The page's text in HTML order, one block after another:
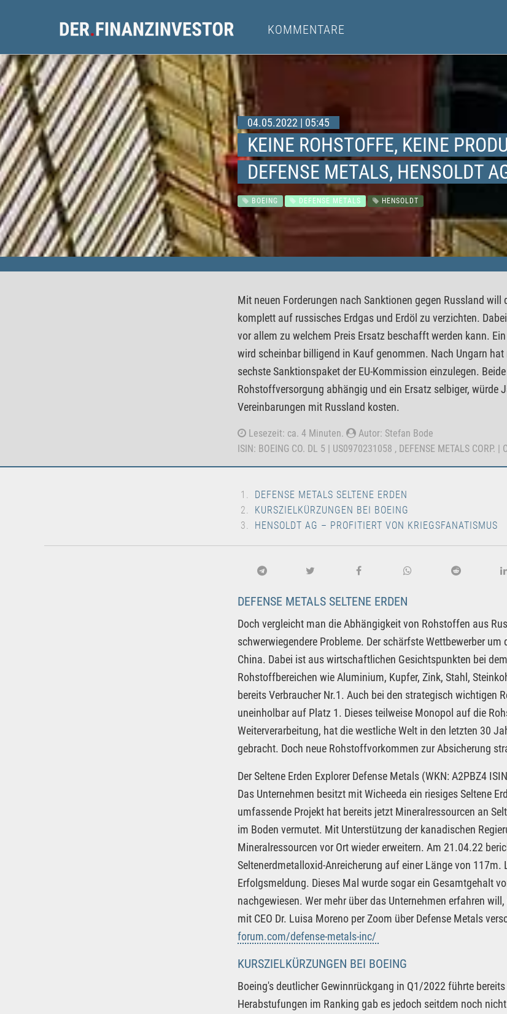
KOMMENTARE
04.05.2022 | 05:45
KEINE ROHSTOFFE, KEINE
DEFENSE METALS, HENSOLDT
BOEING DEFENSE METALS HENSOLDT
Mit neuen Forderungen nach Sanktionen gegen Russland
komplett auf russisches Erdgas und Erdöl zu verzichten.
vor allem zu welchem Preis Ersatz beschafft werden kann.
wird scheinbar billigend in Kauf genommen. Nach Ungarn
sechste Sanktionspaket der EU-Kommission einzulegen.
Rohstoffversorgung abhängig und ein Ersatz selbiger, würde
Vereinbarungen mit Russland kosten.
Lesezeit: ca. 4 Minuten.
Autor: Stefan Bode
ISIN: BOEING CO. DL 5 | US0970231058 , DEFENSE METALS CORP.
DEFENSE METALS SELTENE ERDEN
KURSZIELKÜRZUNGEN BEI BOEING
HENSOLDT AG – PROFITIERT VON KRIEGSFANATISMUS
DEFENSE METALS SELTENE ERDEN
Doch vergleicht man die Abhängigkeit von Rohstoffen aus
schwerwiegendere Probleme. Der schärfste Wettbewerber
China. Dabei ist aus wirtschaftlichen Gesichtspunkten bei
Rohstoffbereichen wie Aluminium, Kupfer, Zink, Stahl,
bereits Verbraucher Nr.1. Auch bei den strategisch wichtigen
uneinholbar auf Platz 1. Dieses teilweise Monopol auf die
Weiterverarbeitung, hat die westliche Welt in den letzten 30
gebracht. Doch neue Rohstoffvorkommen zur Absicherung
Der Seltene Erden Explorer Defense Metals (WKN: A2PBZ4
Das Unternehmen besitzt mit Wicheeda ein riesiges Seltene
umfassende Projekt hat bereits jetzt Mineralressourcen an
im Boden vermutet. Mit Unterstützung der kanadischen
Mineralressourcen vor Ort wieder erweitern. Am 21.04.22
Seltenerdmetalloxid-Anreicherung auf einer Länge von
Erfolgsmeldung. Dieses Mal wurde sogar ein Gesamtgehalt
nachgewiesen. Wer mehr über das Unternehmen erfahren
mit CEO Dr. Luisa Moreno per Zoom über Defense Metals
forum.com/defense-metals-inc/
KURSZIELKÜRZUNGEN BEI BOEING
Boeing's deutlicher Gewinnrückgang in Q1/2022 führte
Herabstufungen im Ranking gab es jedoch seitdem noch